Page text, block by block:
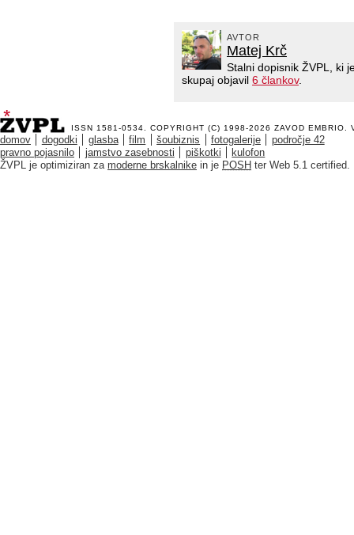
AVTOR
Matej Krč
Stalni dopisnik ŽVPL, ki
skupaj objavil 6 člankov.
ISSN 1581-0534. COPYRIGHT (C) 1998-2026 ZAVOD EMBRIO .
domov dogodki glasba film šoubiznis fotogalerije
področje 42
pravno pojasnilo
jamstvo zasebnosti piškotki
kulofon
ŽVPL je optimiziran za moderne brskalnike in je POSH ter Web 5.1 certified.